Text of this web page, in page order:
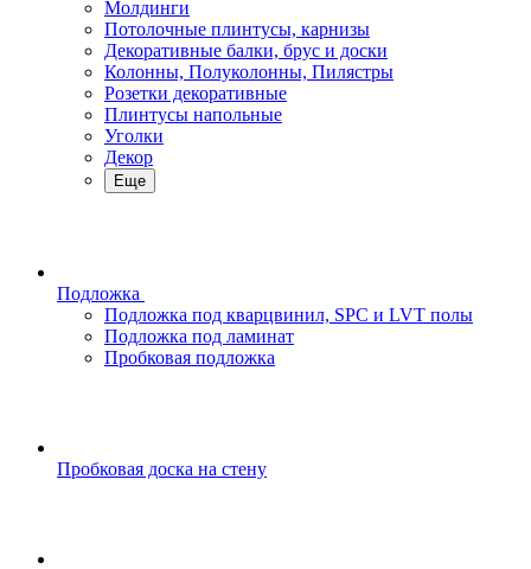
Молдинги
Потолочные плинтусы, карнизы
Декоративные балки, брус и доски
Колонны, Полуколонны, Пилястры
Розетки декоративные
Плинтусы напольные
Уголки
Декор
Еще
Подложка
Подложка под кварцвинил, SPC и LVT полы
Подложка под ламинат
Пробковая подложка
Пробковая доска на стену